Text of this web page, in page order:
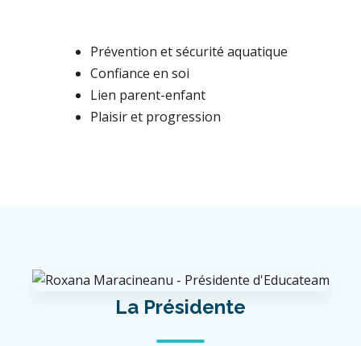
Prévention et sécurité aquatique
Confiance en soi
Lien parent-enfant
Plaisir et progression
La Présidente